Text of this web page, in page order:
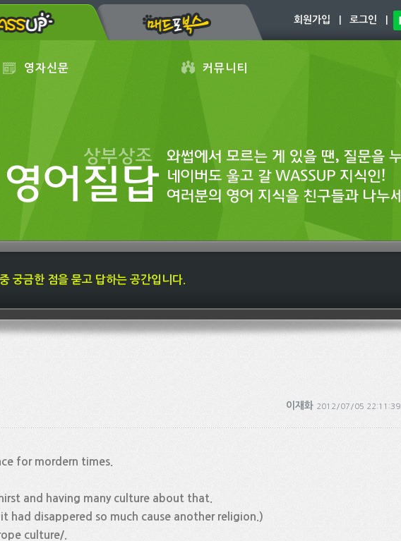
회원가입 로그인
영자신문 커뮤니티
궁금한 점을 묻고 답하는 공간입니다.
이재화 2012/07/05 22:11:39
for mordern times.
and having many culture about that.
had disappered so much cause another religion.)
culture/.